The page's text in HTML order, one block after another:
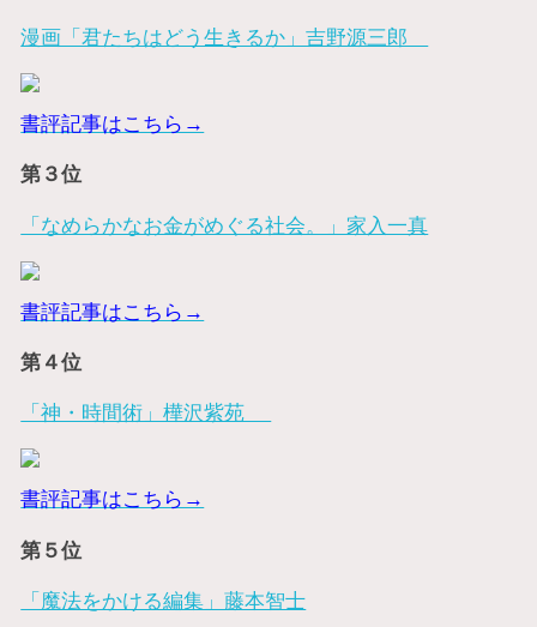
漫画「君たちはどう生きるか」吉野源三郎
書評記事はこちら→
第３位
「なめらかなお金がめぐる社会。」家入一真
書評記事はこちら→
第４位
「神・時間術」樺沢紫苑
書評記事はこちら→
第５位
「魔法をかける編集」藤本智士